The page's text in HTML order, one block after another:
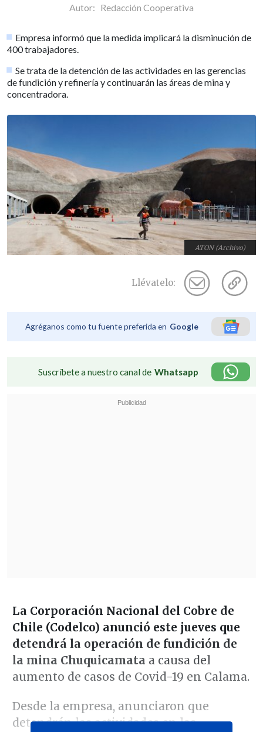
Autor: Redacción Cooperativa
Empresa informó que la medida implicará la disminución de
400 trabajadores.
Se trata de la detención de las actividades en las gerencias
de fundición y refinería y continuarán las áreas de mina y
concentradora.
ATON (Archivo)
Llévatelo:
Agréganos como tu fuente preferida en Google
Suscríbete a nuestro canal de Whatsapp
La Corporación Nacional del Cobre de
Chile (Codelco) anunció este jueves que
detendrá la operación de fundición de
la mina Chuquicamata a causa del
aumento de casos de Covid-19 en Calama.
Desde la empresa, anunciaron que
detendrán las actividades en las